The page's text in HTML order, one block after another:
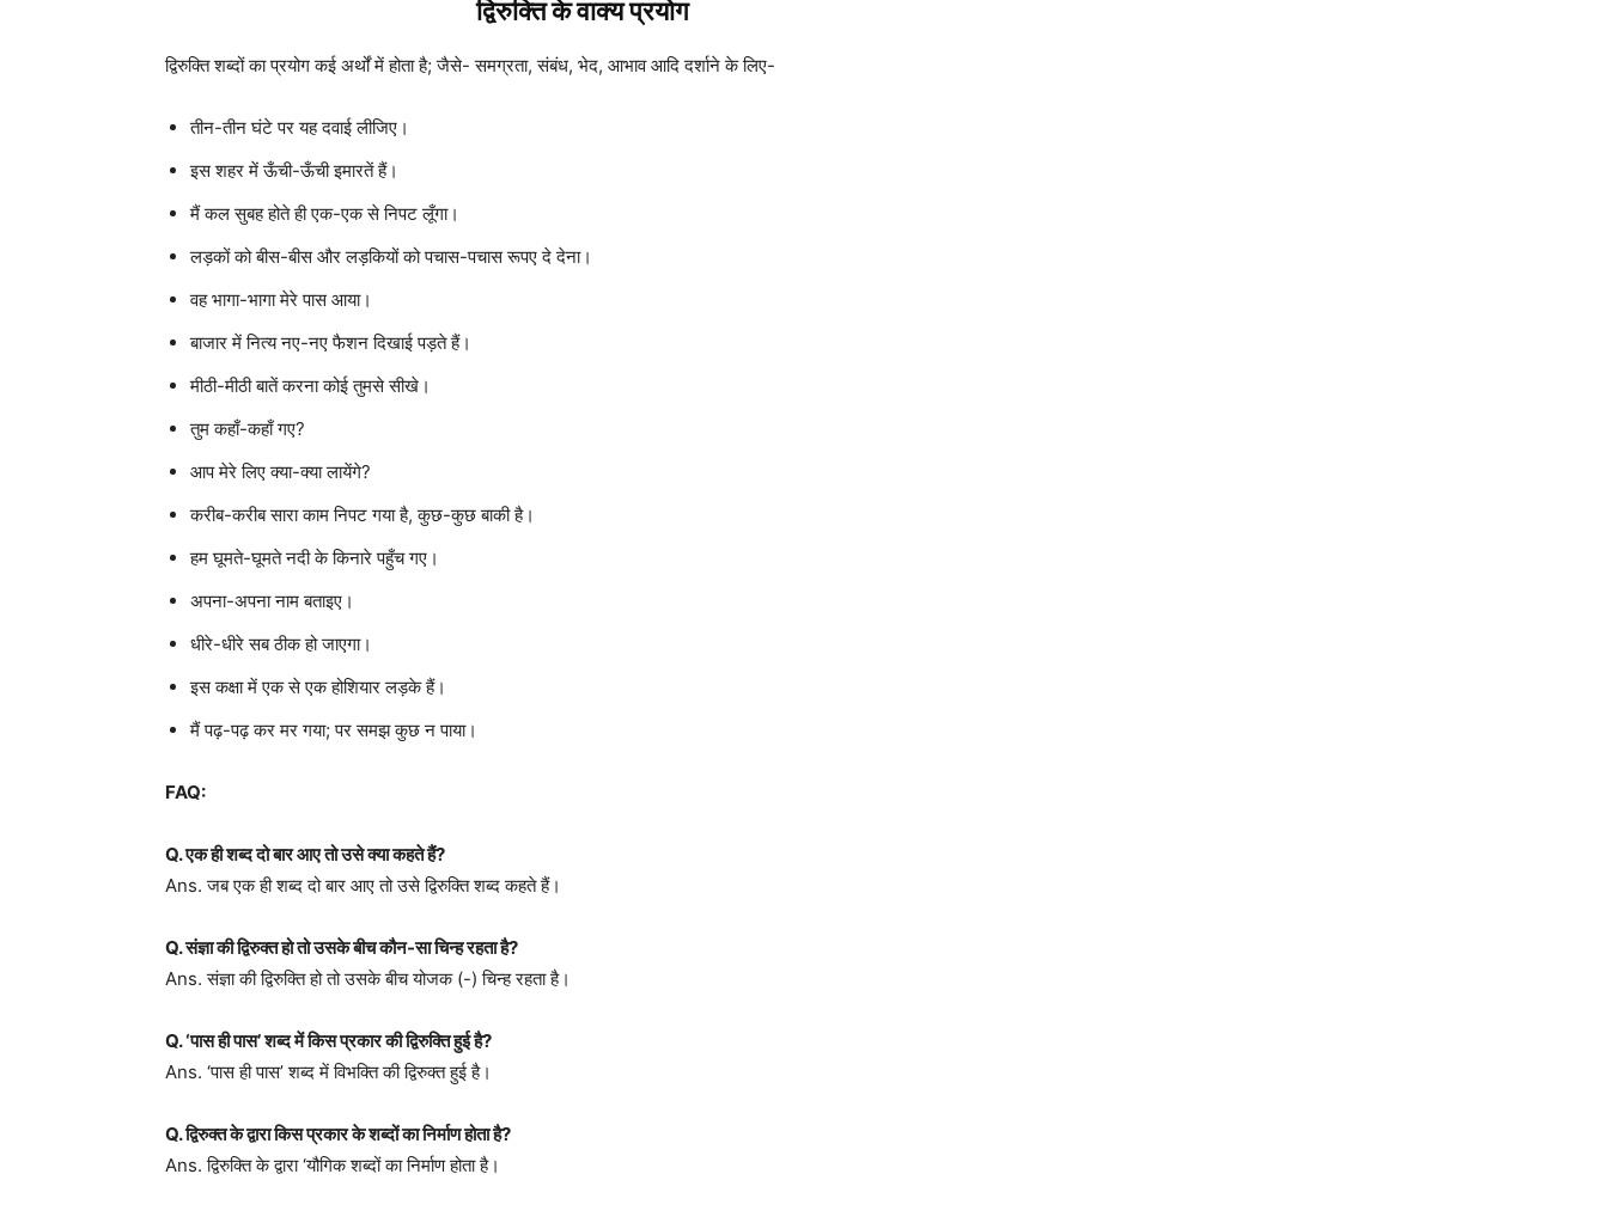
द्विरुक्ति के वाक्य प्रयोग
द्विरुक्ति शब्दों का प्रयोग कई अर्थों में होता है; जैसे- समग्रता, संबंध, भेद, आभाव आदि दर्शाने के लिए-
तीन-तीन घंटे पर यह दवाई लीजिए।
इस शहर में ऊँची-ऊँची इमारतें हैं।
मैं कल सुबह होते ही एक-एक से निपट लूँगा।
लड़कों को बीस-बीस और लड़कियों को पचास-पचास रूपए दे देना।
वह भागा-भागा मेरे पास आया।
बाजार में नित्य नए-नए फैशन दिखाई पड़ते हैं।
मीठी-मीठी बातें करना कोई तुमसे सीखे।
तुम कहाँ-कहाँ गए?
आप मेरे लिए क्या-क्या लायेंगे?
करीब-करीब सारा काम निपट गया है, कुछ-कुछ बाकी है।
हम घूमते-घूमते नदी के किनारे पहुँच गए।
अपना-अपना नाम बताइए।
धीरे-धीरे सब ठीक हो जाएगा।
इस कक्षा में एक से एक होशियार लड़के हैं।
मैं पढ़-पढ़ कर मर गया; पर समझ कुछ न पाया।
FAQ:
Q. एक ही शब्द दो बार आए तो उसे क्या कहते हैं?
Ans. जब एक ही शब्द दो बार आए तो उसे द्विरुक्ति शब्द कहते हैं।
Q. संज्ञा की द्विरुक्त हो तो उसके बीच कौन-सा चिन्ह रहता है?
Ans. संज्ञा की द्विरुक्ति हो तो उसके बीच योजक (-) चिन्ह रहता है।
Q. ‘पास ही पास’ शब्द में किस प्रकार की द्विरुक्ति हुई है?
Ans. ‘पास ही पास’ शब्द में विभक्ति की द्विरुक्त हुई है।
Q. द्विरुक्त के द्वारा किस प्रकार के शब्दों का निर्माण होता है?
Ans. द्विरुक्ति के द्वारा ‘यौगिक शब्दों का निर्माण होता है।